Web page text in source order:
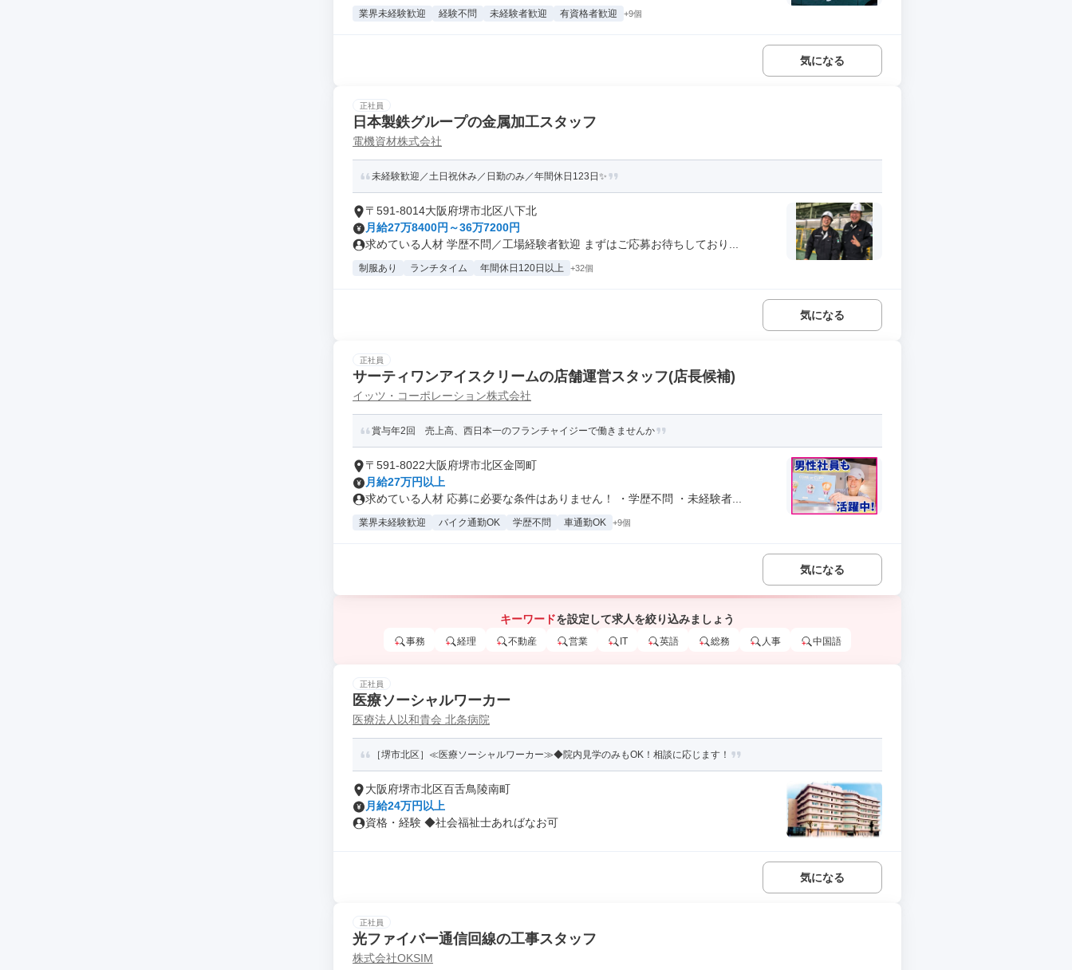
業界未経験歓迎 経験不問 未経験者歓迎 有資格者歓迎 +9個
気になる
正社員
日本製鉄グループの金属加工スタッフ
電機資材株式会社
未経験歓迎／土日祝休み／日勤のみ／年間休日123日✨
〒591-8014大阪府堺市北区八下北
月給27万8400円～36万7200円
求めている人材 学歴不問／工場経験者歓迎 まずはご応募お待ちしており...
制服あり ランチタイム 年間休日120日以上 +32個
気になる
正社員
サーティワンアイスクリームの店舗運営スタッフ(店長候補)
イッツ・コーポレーション株式会社
賞与年2回 売上高、西日本一のフランチャイジーで働きませんか
〒591-8022大阪府堺市北区金岡町
月給27万円以上
求めている人材 応募に必要な条件はありません！ ・学歴不問 ・未経験者...
業界未経験歓迎 バイク通勤OK 学歴不問 車通勤OK +9個
気になる
キーワードを設定して求人を絞り込みましょう
事務 経理 不動産 営業 IT 英語 総務 人事 中国語
正社員
医療ソーシャルワーカー
医療法人以和貴会 北条病院
［堺市北区］≪医療ソーシャルワーカー≫◆院内見学のみもOK！相談に応じます！
大阪府堺市北区百舌鳥陵南町
月給24万円以上
資格・経験 ◆社会福祉士あればなお可
気になる
正社員
光ファイバー通信回線の工事スタッフ
株式会社OKSIM